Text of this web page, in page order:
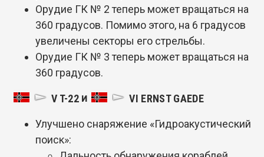
Орудие ГК № 2 теперь может вращаться на
360 градусов. Помимо этого, на 6 градусов
увеличены секторы его стрельбы.
Орудие ГК № 3 теперь может вращаться на
360 градусов.
V T-22 и VI ERNST GAEDE
Улучшено снаряжение «Гидроакустический
поиск»: